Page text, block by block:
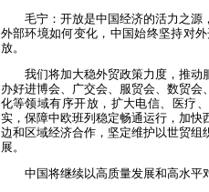
毛宁：开放是中国经济的活力之
外部环境如何变化，中国始终坚持对
放。
我们将加大稳外贸政策力度，推
办好进博会、广交会、服贸会、数贸
化等领域有序开放，扩大电信、医疗
实，保障中欧班列稳定畅通运行，加
边和区域经济合作，坚定维护以世贸
展。
中国将继续以高质量发展和高水平